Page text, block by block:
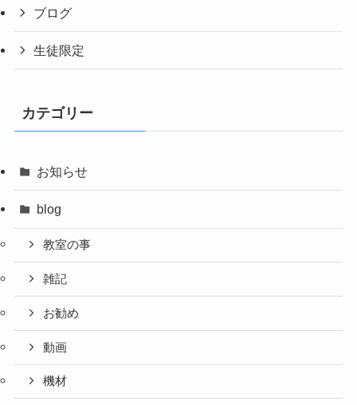
ブログ
生徒限定
カテゴリー
お知らせ
blog
教室の事
雑記
お勧め
動画
機材